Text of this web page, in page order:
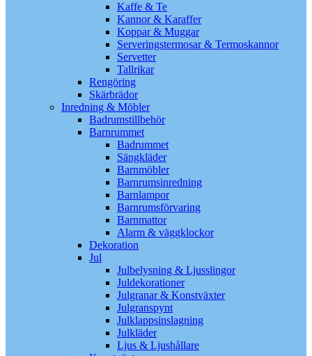
Kaffe & Te
Kannor & Karaffer
Koppar & Muggar
Serveringstermosar & Termoskannor
Servetter
Tallrikar
Rengöring
Skärbrädor
Inredning & Möbler
Badrumstillbehör
Barnrummet
Badrummet
Sängkläder
Barnmöbler
Barnrumsinredning
Barnlampor
Barnrumsförvaring
Barnmattor
Alarm & väggklockor
Dekoration
Jul
Julbelysning & Ljusslingor
Juldekorationer
Julgranar & Konstväxter
Julgranspynt
Julklappsinslagning
Julkläder
Ljus & Ljushållare